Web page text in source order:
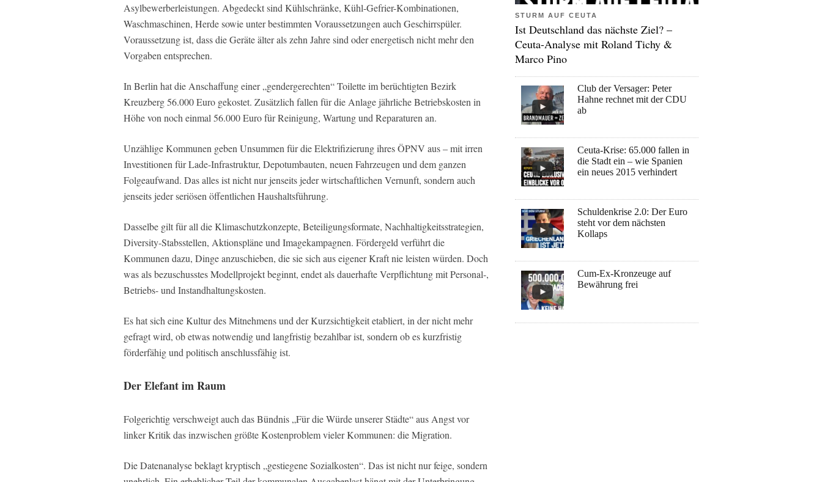
Asylbewerberleistungen. Abgedeckt sind Kühlschränke, Kühl-Gefrier-Kombinationen,
Waschmaschinen, Herde sowie unter bestimmten Voraussetzungen auch Geschirrspüler.
Voraussetzung ist, dass die Geräte älter als zehn Jahre sind oder energetisch nicht mehr den
Vorgaben entsprechen.
In Berlin hat die Anschaffung einer „gendergerechten“ Toilette im berüchtigten Bezirk
Kreuzberg 56.000 Euro gekostet. Zusätzlich fallen für die Anlage jährliche Betriebskosten in
Höhe von noch einmal 56.000 Euro für Reinigung, Wartung und Reparaturen an.
Unzählige Kommunen geben Unsummen für die Elektrifizierung ihres ÖPNV aus – mit irren
Investitionen für Lade-Infrastruktur, Depotumbauten, neuen Fahrzeugen und dem ganzen
Folgeaufwand. Das alles ist nicht nur jenseits jeder wirtschaftlichen Vernunft, sondern auch
jenseits jeder seriösen öffentlichen Haushaltsführung.
Dasselbe gilt für all die Klimaschutzkonzepte, Beteiligungsformate, Nachhaltigkeitsstrategien,
Diversity-Stabsstellen, Aktionspläne und Imagekampagnen. Fördergeld verführt die
Kommunen dazu, Dinge anzuschieben, die sie sich aus eigener Kraft nie leisten würden. Doch
was als bezuschusstes Modellprojekt beginnt, endet als dauerhafte Verpflichtung mit Personal-,
Betriebs- und Instandhaltungskosten.
Es hat sich eine Kultur des Mitnehmens und der Kurzsichtigkeit etabliert, in der nicht mehr
gefragt wird, ob etwas notwendig und langfristig bezahlbar ist, sondern ob es kurzfristig
förderfähig und politisch anschlussfähig ist.
Der Elefant im Raum
Folgerichtig verschweigt auch das Bündnis „Für die Würde unserer Städte“ aus Angst vor
linker Kritik das inzwischen größte Kostenproblem vieler Kommunen: die Migration.
Die Datenanalyse beklagt kryptisch „gestiegene Sozialkosten“. Das ist nicht nur feige, sondern
STURM AUF CEUTA
Ist Deutschland das nächste Ziel? –
Ceuta-Analyse mit Roland Tichy &
Marco Pino
Club der Versager: Peter
Hahne rechnet mit der CDU
ab
Ceuta-Krise: 65.000 fallen in
die Stadt ein – wie Spanien
ein neues 2015 verhindert
Schuldenkrise 2.0: Der Euro
steht vor dem nächsten
Kollaps
Cum-Ex-Kronzeuge auf
Bewährung frei